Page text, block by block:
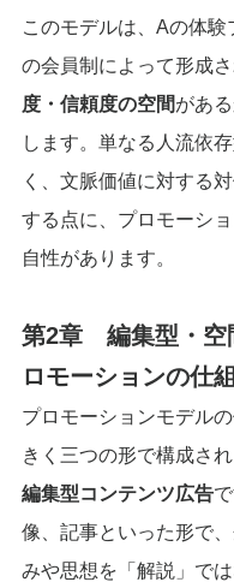
このモデルは、Aの体験
の会員制によって形成
度・信頼度の空間があ
します。単なる人流依
く、文脈価値に対する
する点に、プロモーシ
自性があります。
第2章　編集型・空
ロモーションの仕
プロモーションモデル
きく三つの形で構成さ
編集型コンテンツ広告
像、記事といった形で
みや思想を「解説」では